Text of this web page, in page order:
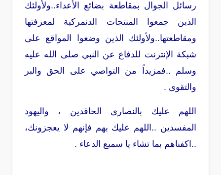
رسائل الجوال بمقاطعة بضائع الأعداء..ولأولئك
الذين جمعوا المنتجات الدنمركية لمعرفتها
ومقاطعتها..ولأولئك الذين وضعوا المواقع على
شبكة الإنترنت للدفاع عن النبي صلى الله عليه
وسلم ..فمزيداً من التواصي على الحق والبر
والتقوى .
اللهم عليك بالنصارى الحاقدين ، واليهود
المفسدين ..اللهم عليك بهم فإنهم لا يعجزونك،
..اكفناهم بما تشاء يا سميع الدعاء .